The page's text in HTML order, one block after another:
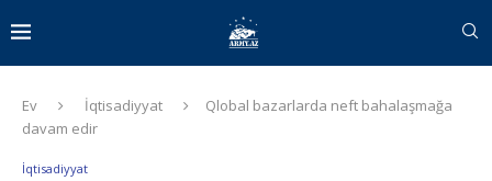
Ev İqtisadiyyat
Qlobal bazarlarda neft bahalaşmağa
davam edir
İqtisadiyyat